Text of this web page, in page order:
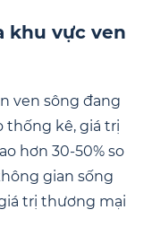
khu vực ven
ven sông đang
thống kê, giá trị
hơn 30-50% so
gian sống
trị thương mại